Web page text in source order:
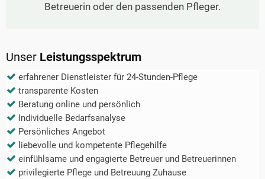
Betreuerin oder den passenden Pfleger.
Unser Leistungsspektrum
erfahrener Dienstleister für 24-Stunden-Pflege
transparente Kosten
Beratung online und persönlich
Individuelle Bedarfsanalyse
Persönliches Angebot
liebevolle und kompetente Pflegehilfe
einfühlsame und engagierte Betreuer und Betreuerinnen
privilegierte Pflege und Betreuung Zuhause